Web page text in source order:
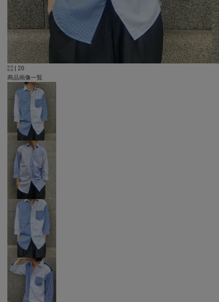
| 20
商品画像一覧